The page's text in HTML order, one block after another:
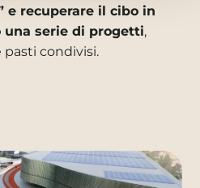
e recuperare il cibo in
una serie di progetti,
condivisi.